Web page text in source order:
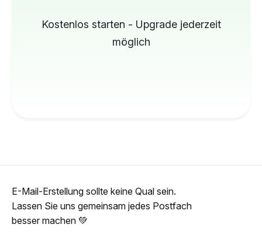
Kostenlos starten - Upgrade jederzeit
möglich
E-Mail-Erstellung sollte keine Qual sein.
Lassen Sie uns gemeinsam jedes Postfach
besser machen 💚